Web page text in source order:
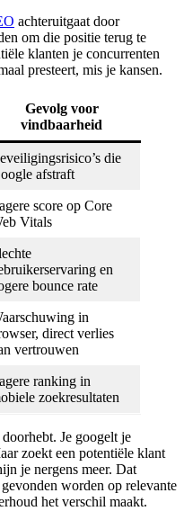
achteruitgaat door
om die positie terug te
klanten je concurrenten
presteert, mis je kansen.
Gevolg voor
vindbaarheid
die
afstraft
score op Core
Vitals
en
bounce rate
in
direct verlies
vertrouwen
ranking in
zoekresultaten
Je googelt je
zoekt een potentiële klant
je nergens meer. Dat
worden op relevante
het verschil maakt.